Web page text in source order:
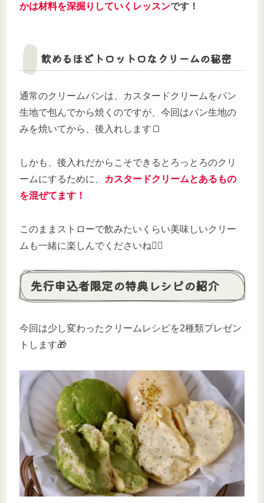
かは材料を深掘りしていくレッスンです！
飲めるほどトロットロなクリームの秘密
通常のクリームパンは、カスタードクリームをパン
生地で包んでから焼くのですが、今回はパン生地の
みを焼いてから、後入れします🍞
しかも、後入れだからこそできるとろっとろのクリ
ームにするために、
カスタードクリームとあるもの
を混ぜてます！
このままストローで飲みたいくらい美味しいクリー
ムも一緒に楽しんでくださいね🙆‍♀️
先行申込者限定の特典レシピの紹介
今回は少し変わったクリームレシピを2種類プレゼン
トします🎁